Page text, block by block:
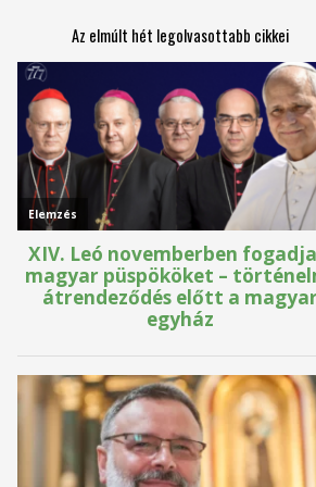
Az elmúlt hét legolvasottabb cikkei